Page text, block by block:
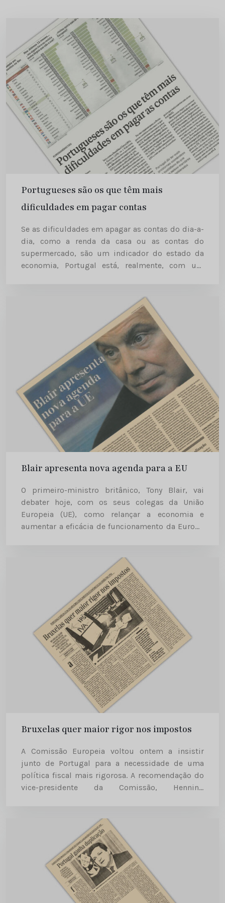
Portugueses são os que têm mais
dificuldades em pagar contas
Se as dificuldades em apagar as contas do dia-a-
dia, como a renda da casa ou as contas do
supermercado, são um indicador do estado da
economia, Portugal está, realmente, com um
Blair apresenta nova agenda para a EU
O primeiro-ministro britânico, Tony Blair, vai
debater hoje, com os seus colegas da União
Europeia (UE), como relançar a economia e
aumentar a eficácia de funcionamento da Europa
Bruxelas quer maior rigor nos impostos
A Comissão Europeia voltou ontem a insistir
junto de Portugal para a necessidade de uma
política fiscal mais rigorosa. A recomendação do
vice-presidente da Comissão, Henning